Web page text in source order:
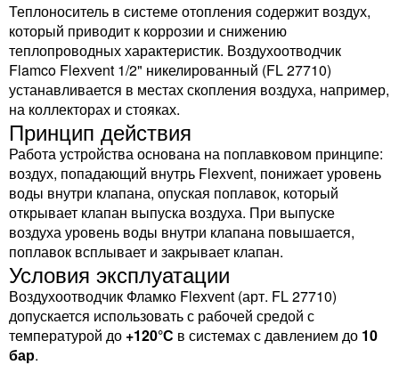
Теплоноситель в системе отопления содержит воздух,
который приводит к коррозии и снижению
теплопроводных характеристик. Воздухоотводчик
Flamco Flexvent 1/2" никелированный (FL 27710)
устанавливается в местах скопления воздуха, например,
на коллекторах и стояках.
Принцип действия
Работа устройства основана на поплавковом принципе:
воздух, попадающий внутрь Flexvent, понижает уровень
воды внутри клапана, опуская поплавок, который
открывает клапан выпуска воздуха. При выпуске
воздуха уровень воды внутри клапана повышается,
поплавок всплывает и закрывает клапан.
Условия эксплуатации
Воздухоотводчик Фламко Flexvent (арт. FL 27710)
допускается использовать с рабочей средой с
температурой до +120°С в системах с давлением до 10
бар.